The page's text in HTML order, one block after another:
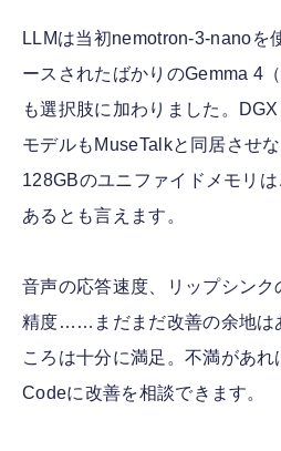
LLMは当初nemotron-3-nanoを
ースされたばかりのGemma 4
も選択肢に加わりました。
モデルもMuseTalkと同居させ
128GBのユニファイドメモリ
あるとも言えます。
音声の応答速度、リップシン
精度……まだまだ改善の余地は
ころは十分に満足。不満があ
Codeに改善を相談できます。